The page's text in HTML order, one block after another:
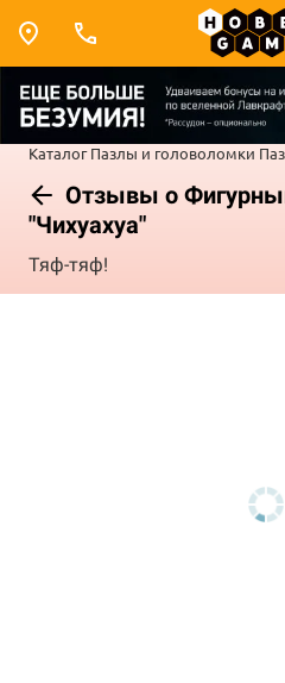
Каталог Пазлы и головоломки
Отзывы о
"Чихуахуа"
Тяф-тяф!